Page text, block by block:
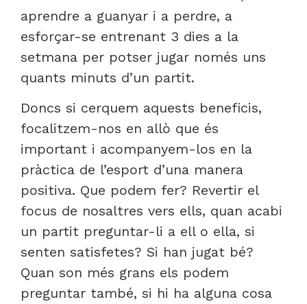
aprendre a guanyar i a perdre, a
esforçar-se entrenant 3 dies a la
setmana per potser jugar només uns
quants minuts d’un partit.
Doncs si cerquem aquests beneficis,
focalitzem-nos en allò que és
important i acompanyem-los en la
pràctica de l’esport d’una manera
positiva. Que podem fer? Revertir el
focus de nosaltres vers ells, quan acabi
un partit preguntar-li a ell o ella, si
senten satisfetes? Si han jugat bé?
Quan son més grans els podem
preguntar també, si hi ha alguna cosa